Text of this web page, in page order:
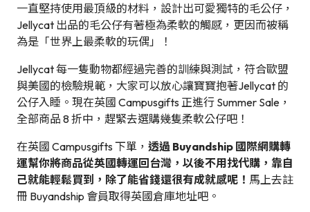
一直堅持使用最頂級的材料，設計出可愛獨特的毛公仔，
Jellycat 出品的毛公仔有著極為柔軟的觸感，更因而被稱
為是「世界上最柔軟的玩偶」！
Jellycat 每一隻動物都經過完善的訓練與測試，符合歐盟
與美國的檢驗規範，大家可以放心讓寶寶抱著Jellycat 的
公仔入睡。現在英國 Campusgifts 正進行 Summer Sale，
全部商品 8 折中，趕緊去選購幾隻柔軟公仔吧！
在英國 Campusgifts 下單， 透過 Buyandship 國際網購轉
運幫你將商品從英國轉運回台灣，以後不用找代購，靠自
己就能輕鬆買到，除了能省錢還很有成就感呢！ 馬上去註
冊 Buyandship 會員取得英國倉庫地址吧。